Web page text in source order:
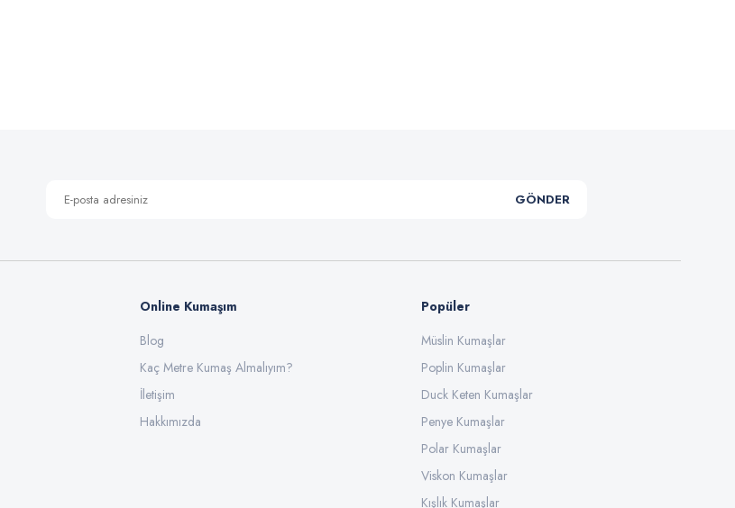
Gönder
GÖNDER
Online Kumaşım
Blog
Kaç Metre Kumaş Almalıyım?
İletişim
Hakkımızda
Popüler
Müslin Kumaşlar
Poplin Kumaşlar
Duck Keten Kumaşlar
Penye Kumaşlar
Polar Kumaşlar
Viskon Kumaşlar
Kışlık Kumaşlar